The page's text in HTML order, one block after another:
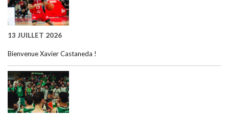
13 JUILLET 2026
Bienvenue Xavier Castaneda !